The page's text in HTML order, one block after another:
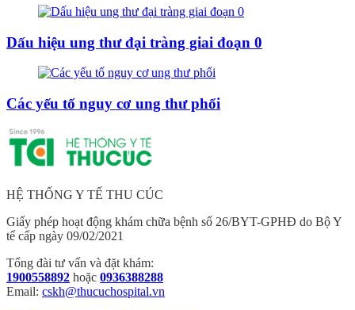
Dấu hiệu ung thư đại tràng giai đoạn 0
Các yếu tố nguy cơ ung thư phổi
HỆ THỐNG Y TẾ THU CÚC
Giấy phép hoạt động khám chữa bệnh số 26/BYT-GPHĐ do Bộ Y
tế cấp ngày 09/02/2021
Tổng đài tư vấn và đặt khám:
1900558892 hoặc 0936388288
Email: cskh@thucuchospital.vn